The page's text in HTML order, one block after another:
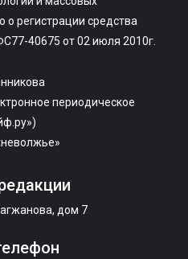
о регистрации средства
40675 от 02 июля 2010г.
периодическое
дом 7